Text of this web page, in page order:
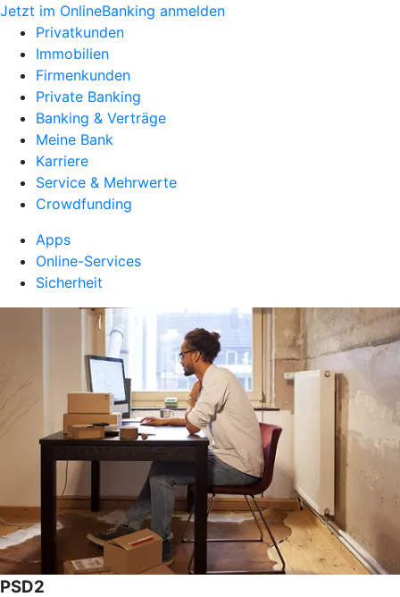
Jetzt im OnlineBanking anmelden
Privatkunden
Immobilien
Firmenkunden
Private Banking
Banking & Verträge
Meine Bank
Karriere
Service & Mehrwerte
Crowdfunding
Apps
Online-Services
Sicherheit
PSD2